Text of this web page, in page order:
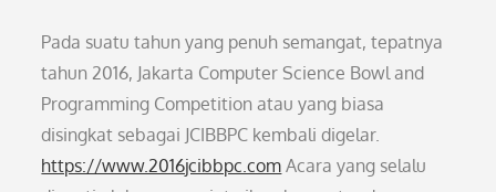
Pada suatu tahun yang penuh semangat, tepatnya
tahun 2016, Jakarta Computer Science Bowl and
Programming Competition atau yang biasa
disingkat sebagai JCIBBPC kembali digelar.
https://www.2016jcibbpc.com Acara yang selalu